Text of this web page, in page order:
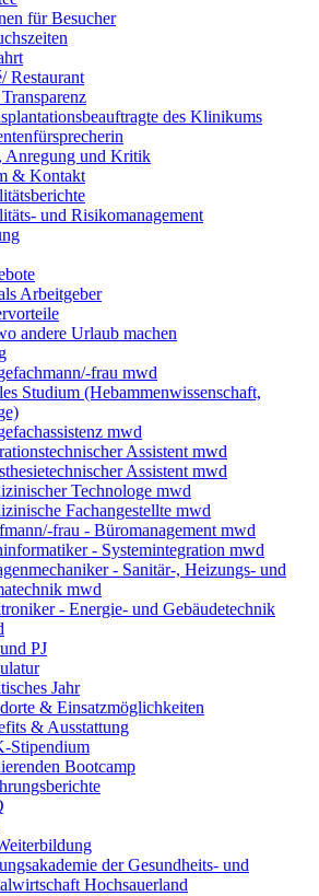
für Besucher
Restaurant
des Klinikums
Anregung und Kritik
& Kontakt
und Risikomanagement
Arbeitgeber
andere Urlaub machen
frau mwd
Studium (Hebammenwissenschaft,
mwd
Assistent mwd
Assistent mwd
Technologe mwd
Fachangestellte mwd
frau - Büromanagement mwd
- Systemintegration mwd
- Sanitär-, Heizungs- und
mwd
- Energie- und Gebäudetechnik
PJ
Jahr
& Einsatzmöglichkeiten
& Ausstattung
Stipendium
Bootcamp
der Gesundheits- und
Hochsauerland